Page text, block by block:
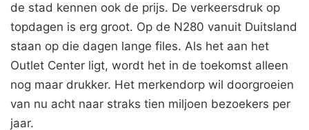
de stad kennen ook de prijs. De verkeersdruk op
topdagen is erg groot. Op de N280 vanuit Duitsland
staan op die dagen lange files. Als het aan het
Outlet Center ligt, wordt het in de toekomst alleen
nog maar drukker. Het merkendorp wil doorgroeien
van nu acht naar straks tien miljoen bezoekers per
jaar.